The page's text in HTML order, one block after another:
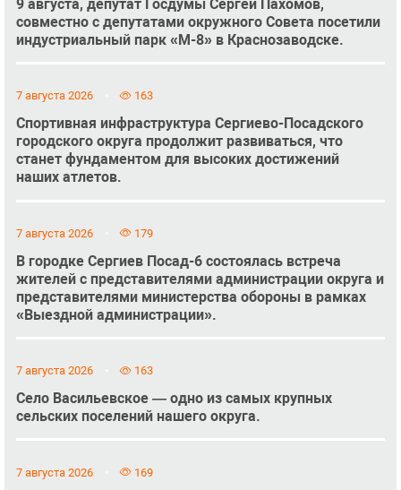
9 августа, депутат Госдумы Сергей Пахомов,
совместно с депутатами окружного Совета посетили
индустриальный парк «М-8» в Краснозаводске.
7 августа 2026 163
Спортивная инфраструктура Сергиево-Посадского
городского округа продолжит развиваться, что
станет фундаментом для высоких достижений
наших атлетов.
7 августа 2026 179
В городке Сергиев Посад-6 состоялась встреча
жителей с представителями администрации округа и
представителями министерства обороны в рамках
«Выездной администрации».
7 августа 2026 163
Село Васильевское — одно из самых крупных
сельских поселений нашего округа.
7 августа 2026 169